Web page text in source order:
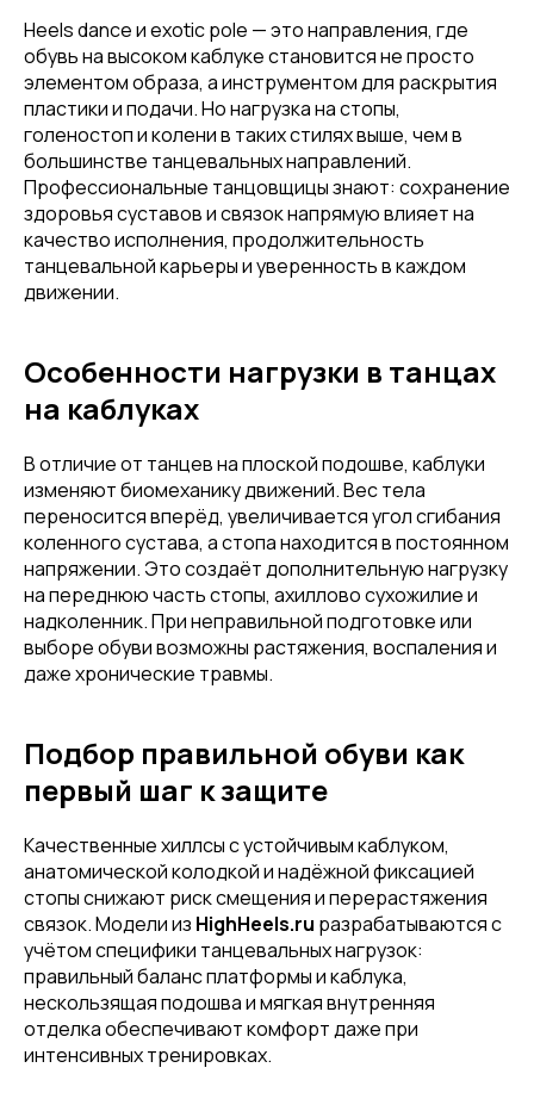
Heels dance и exotic pole — это направления, где
обувь на высоком каблуке становится не просто
элементом образа, а инструментом для раскрытия
пластики и подачи. Но нагрузка на стопы,
голеностоп и колени в таких стилях выше, чем в
большинстве танцевальных направлений.
Профессиональные танцовщицы знают: сохранение
здоровья суставов и связок напрямую влияет на
качество исполнения, продолжительность
танцевальной карьеры и уверенность в каждом
движении.
Особенности нагрузки в танцах
на каблуках
В отличие от танцев на плоской подошве, каблуки
изменяют биомеханику движений. Вес тела
переносится вперёд, увеличивается угол сгибания
коленного сустава, а стопа находится в постоянном
напряжении. Это создаёт дополнительную нагрузку
на переднюю часть стопы, ахиллово сухожилие и
надколенник. При неправильной подготовке или
выборе обуви возможны растяжения, воспаления и
даже хронические травмы.
Подбор правильной обуви как
первый шаг к защите
Качественные хиллсы с устойчивым каблуком,
анатомической колодкой и надёжной фиксацией
стопы снижают риск смещения и перерастяжения
связок. Модели из HighHeels.ru разрабатываются с
учётом специфики танцевальных нагрузок:
правильный баланс платформы и каблука,
нескользящая подошва и мягкая внутренняя
отделка обеспечивают комфорт даже при
интенсивных тренировках.